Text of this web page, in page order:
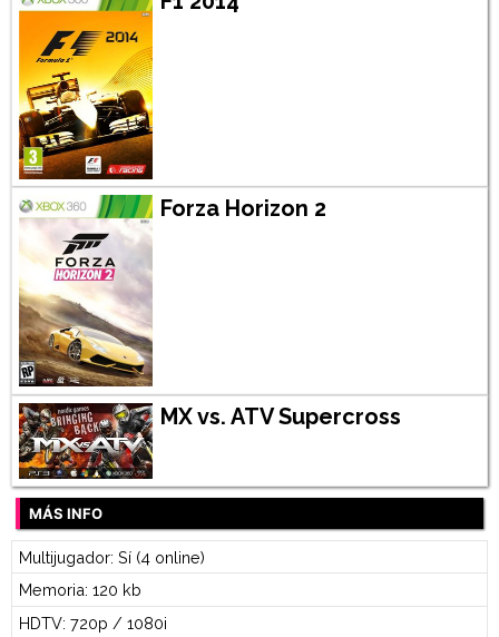
Forza Horizon 2
MX vs. ATV Supercross
MÁS INFO
Multijugador: Sí (4 online)
Memoria: 120 kb
HDTV: 720p / 1080i